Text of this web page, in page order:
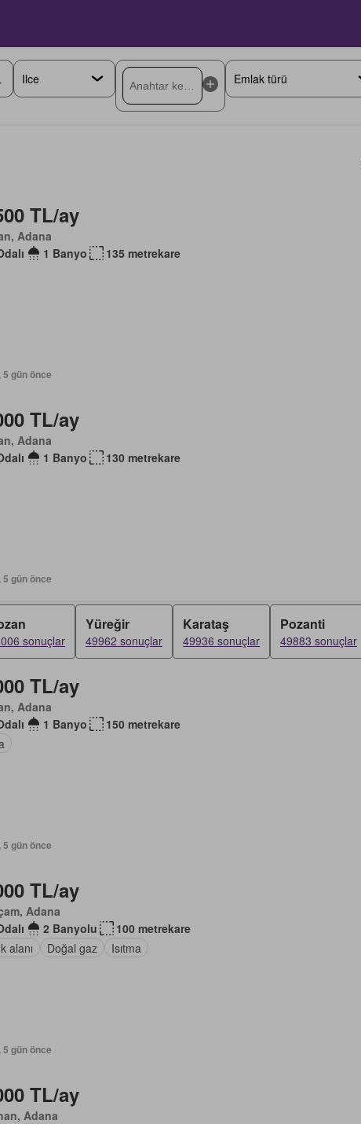
TL/ay
Adana
1 Banyo 135 metrekare
5 gün önce
TL/ay
Adana
1 Banyo 130 metrekare
5 gün önce
sonuçlar
Yüreğir
49962 sonuçlar
Karataş
49936 sonuçlar
Pozanti
49883 sonuçlar
TL/ay
Adana
1 Banyo
150 metrekare
5 gün önce
TL/ay
Adana
2 Banyolu
100 metrekare
alanı
Doğal gaz Isıtma
5 gün önce
TL/ay
Adana